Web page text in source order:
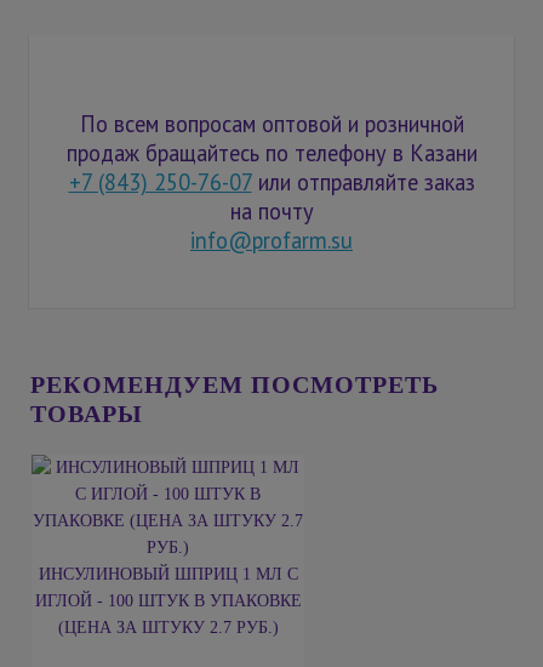
По всем вопросам оптовой и розничной
продаж бращайтесь по телефону в Казани
+7 (843) 250-76-07или отправляйте заказ
на почту
info@profarm.su
РЕКОМЕНДУЕМ ПОСМОТРЕТЬ
ТОВАРЫ
ИНСУЛИНОВЫЙ ШПРИЦ 1 МЛ С
ИГЛОЙ - 100 ШТУК В УПАКОВКЕ
(ЦЕНА ЗА ШТУКУ 2.7 РУБ.)